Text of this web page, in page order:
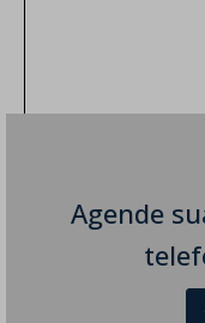
Agende
Nome*